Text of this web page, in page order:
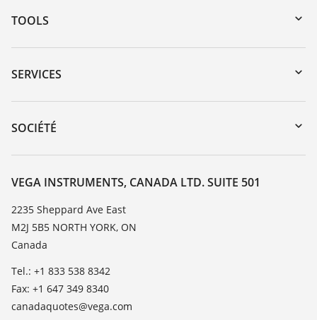
TOOLS
Téléchargements
Recherche par numéro de série
DTM Collection/PACTware
SERVICES
Retour d'appareil
Service client
Liste des constantes diélectriques
SOCIÉTÉ
À propos de VEGA
Contact
News
Presse
VEGA INSTRUMENTS, CANADA LTD. SUITE 501
2235 Sheppard Ave East
M2J 5B5 NORTH YORK, ON
Canada
Tel.: +1 833 538 8342
Fax: +1 647 349 8340
canadaquotes@vega.com